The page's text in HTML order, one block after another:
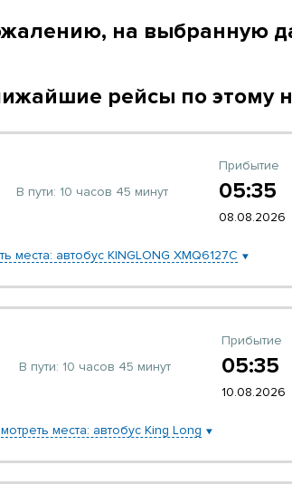
на выбранную
рейсы по этому
В пути: 10 часов 45 минут
Прибытие
05:35
08.08.2026
места: автобус KINGLONG XMQ6127C
В пути: 10 часов 45 минут
Прибытие
05:35
10.08.2026
места: автобус King Long